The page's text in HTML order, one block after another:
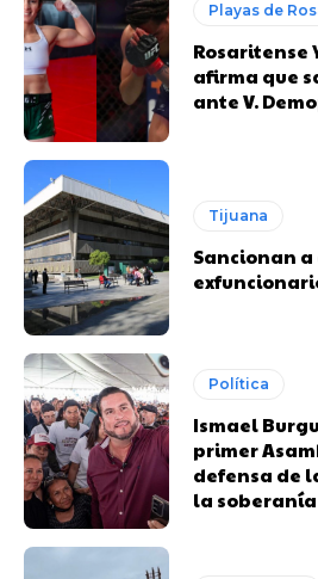
Playas de
Rosaritense
afirma que
ante V.
Tijuana
Sancionan a
Política
Ismael
primer
defensa de
la